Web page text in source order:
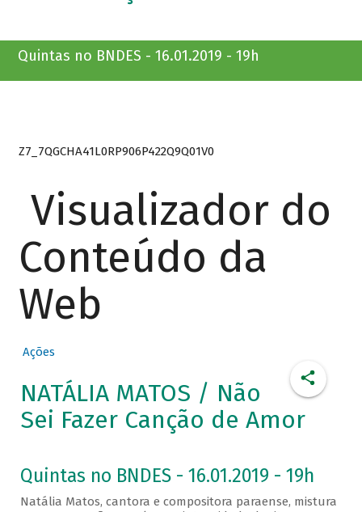
Quintas no BNDES - 16.01.2019 - 19h
Z7_7QGCHA41L0RP906P422Q9Q01V0
Visualizador do
Conteúdo da
Web
Ações
NATÁLIA MATOS / Não
Sei Fazer Canção de Amor
Quintas no BNDES - 16.01.2019 - 19h
Natália Matos, cantora e compositora paraense, mistura